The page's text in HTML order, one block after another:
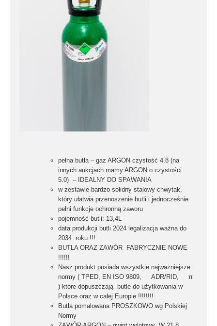
pełna butla – gaz ARGON czystość 4.8 (na
innych aukcjach mamy ARGON o czystości
5.0) – IDEALNY DO SPAWANIA
w zestawie bardzo solidny stalowy chwytak,
który ułatwia przenoszenie butli i jednocześnie
pełni funkcje ochronną zaworu
pojemność butli: 13,4L
data produkcji butli 2024 legalizacja ważna do
2034 roku !!!
BUTLA ORAZ ZAWÓR FABRYCZNIE NOWE
!!!!!!
Nasz produkt posiada wszystkie najważniejsze
normy ( TPED, EN ISO 9809, ADR/RID, π
) które dopuszczają butle do użytkowania w
Polsce oraz w całej Europie !!!!!!!!
Butla pomalowana PROSZKOWO wg Polskiej
Normy